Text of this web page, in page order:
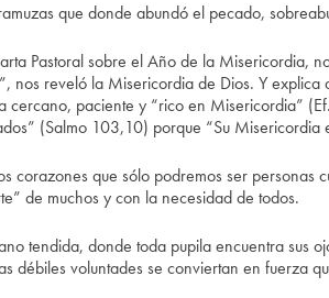
que donde abundó el pecado,
Pastoral sobre el Año de la Misericordia,
nos reveló la Misericordia de Dios. Y explica
cercano, paciente y “rico en Misericordia”
(Salmo 103,10) porque “Su
corazones que sólo podremos ser personas
de muchos y con la necesidad de todos.
tendida, donde toda pupila encuentra sus
débiles voluntades se conviertan en fuerza